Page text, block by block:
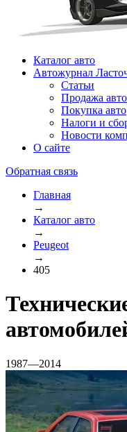
Каталог авто
Автожурнал
Статьи
Продажа авто
Покупка авто
Налоги и
Новости
О сайте
Обратная связь
Главная
→
Каталог авто
→
Peugeot
→
405
1987—2014